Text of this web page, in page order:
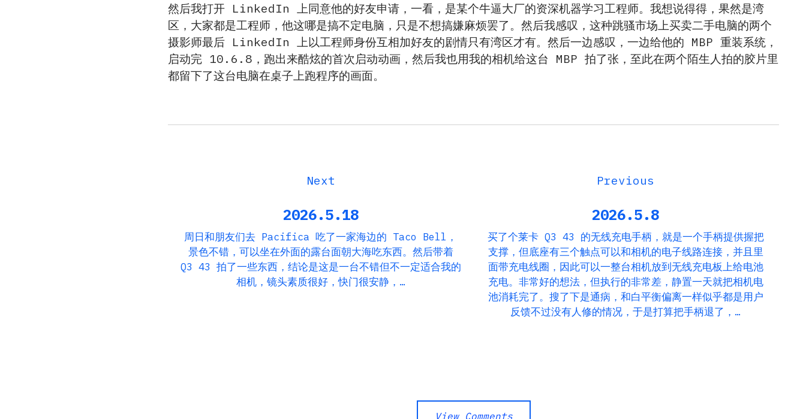
然后我打开 LinkedIn 上同意他的好友申请，一看，是某个牛逼大厂的资深机器学习工程师。我想说得得，果然是湾
区，大家都是工程师，他这哪是搞不定电脑，只是不想搞嫌麻烦罢了。然后我感叹，这种跳骚市场上买卖二手电脑的两个
摄影师最后 LinkedIn 上以工程师身份互相加好友的剧情只有湾区才有。然后一边感叹，一边给他的 MBP 重装系统，
启动完 10.6.8，跑出来酷炫的首次启动动画，然后我也用我的相机给这台 MBP 拍了张，至此在两个陌生人拍的胶片里
都留下了这台电脑在桌子上跑程序的画面。
2026.5.18
周日和朋友们去 Pacifica 吃了一家海边的 Taco Bell，
景色不错，可以坐在外面的露台面朝大海吃东西。然后带着
Q3 43 拍了一些东西，结论是这是一台不错但不一定适合我的
相机，镜头素质很好，快门很安静，…
2026.5.8
买了个莱卡 Q3 43 的无线充电手柄，就是一个手柄提供握把
支撑，但底座有三个触点可以和相机的电子线路连接，并且里
面带充电线圈，因此可以一整台相机放到无线充电板上给电池
充电。非常好的想法，但执行的非常差，静置一天就把相机电
池消耗完了。搜了下是通病，和白平衡偏离一样似乎都是用户
反馈不过没有人修的情况，于是打算把手柄退了，…
View Comments